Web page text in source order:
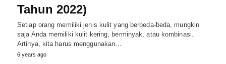
Tahun 2022)
Setiap orang memiliki jenis kulit yang berbeda-beda, mungkin
saja Anda memiliki kulit kering, berminyak, atau kombinasi.
Artinya, kita harus menggunakan…
6 years ago